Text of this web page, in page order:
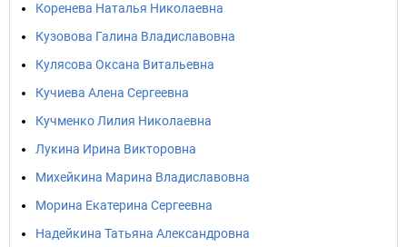
Коренева Наталья Николаевна
Кузовова Галина Владиславовна
Кулясова Оксана Витальевна
Кучиева Алена Сергеевна
Кучменко Лилия Николаевна
Лукина Ирина Викторовна
Михейкина Марина Владиславовна
Морина Екатерина Сергеевна
Надейкина Татьяна Александровна